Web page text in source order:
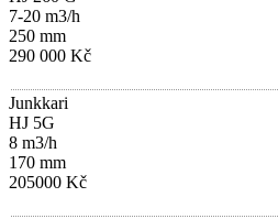
7-20 m3/h
250 mm
290 000 Kč
Junkkari
HJ 5G
8 m3/h
170 mm
205000 Kč